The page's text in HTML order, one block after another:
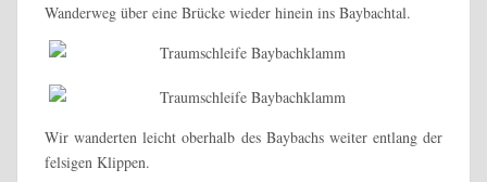
Wanderweg über eine Brücke wieder hinein ins Baybachtal.
Wir wanderten leicht oberhalb des Baybachs weiter entlang der
felsigen Klippen.